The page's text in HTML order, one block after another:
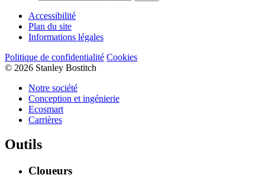
Accessibilité
Plan du site
Informations légales
Politique de confidentialité Cookies
© 2026 Stanley Bostitch
Notre société
Conception et ingénierie
Ecosmart
Carrières
Outils
Cloueurs